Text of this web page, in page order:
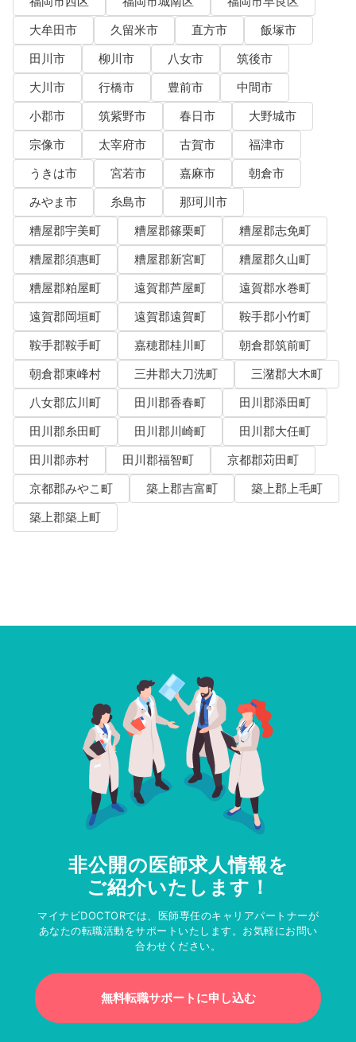
大牟田市
久留米市 直方市
飯塚市
田川市
柳川市 八女市
筑後市
大川市
行橋市 豊前市
中間市
小郡市
筑紫野市 春日市
大野城市
宗像市
太宰府市 古賀市
福津市
うきは市
宮若市 嘉麻市
朝倉市
みやま市
糸島市
那珂川市
糟屋郡宇美町
糟屋郡篠栗町
糟屋郡志免町
糟屋郡須惠町
糟屋郡新宮町
糟屋郡久山町
糟屋郡粕屋町
遠賀郡芦屋町
遠賀郡水巻町
遠賀郡岡垣町
遠賀郡遠賀町
鞍手郡小竹町
鞍手郡鞍手町
嘉穂郡桂川町
朝倉郡筑前町
朝倉郡東峰村
三井郡大刀洗町
三潴郡大木町
八女郡広川町
田川郡香春町
田川郡添田町
田川郡糸田町
田川郡川崎町
田川郡大任町
田川郡赤村
田川郡福智町
京都郡苅田町
京都郡みやこ町
築上郡吉富町
築上郡上毛町
築上郡築上町
非公開の医師求人情報を
ご紹介いたします！
マイナビDOCTORでは、医師専任のキャリアパートナーが
あなたの転職活動をサポートいたします。お気軽にお問い
合わせください。
無料転職サポートに申し込む